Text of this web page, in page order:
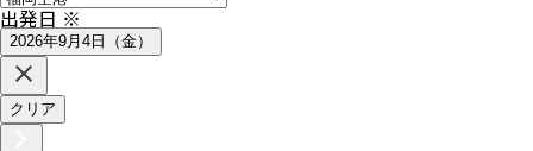
出発日※
2026年9月4日（金）
クリア